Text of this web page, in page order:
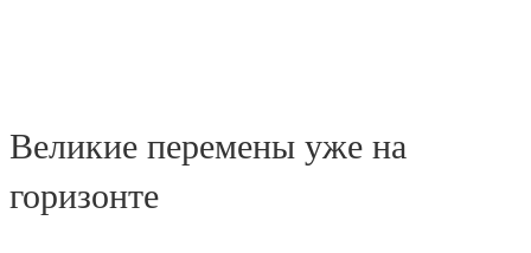
Великие перемены уже на
горизонте